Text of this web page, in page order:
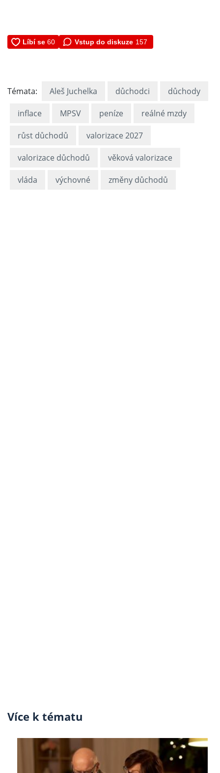
Vstup do diskuze 157
Témata: Aleš Juchelka důchodci důchody
inflace MPSV peníze reálné mzdy
růst důchodů valorizace 2027
valorizace důchodů věková valorizace
vláda výchovné změny důchodů
Více k tématu